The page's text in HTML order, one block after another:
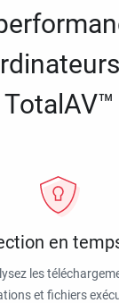
TotalAV™
en
les
et fichiers